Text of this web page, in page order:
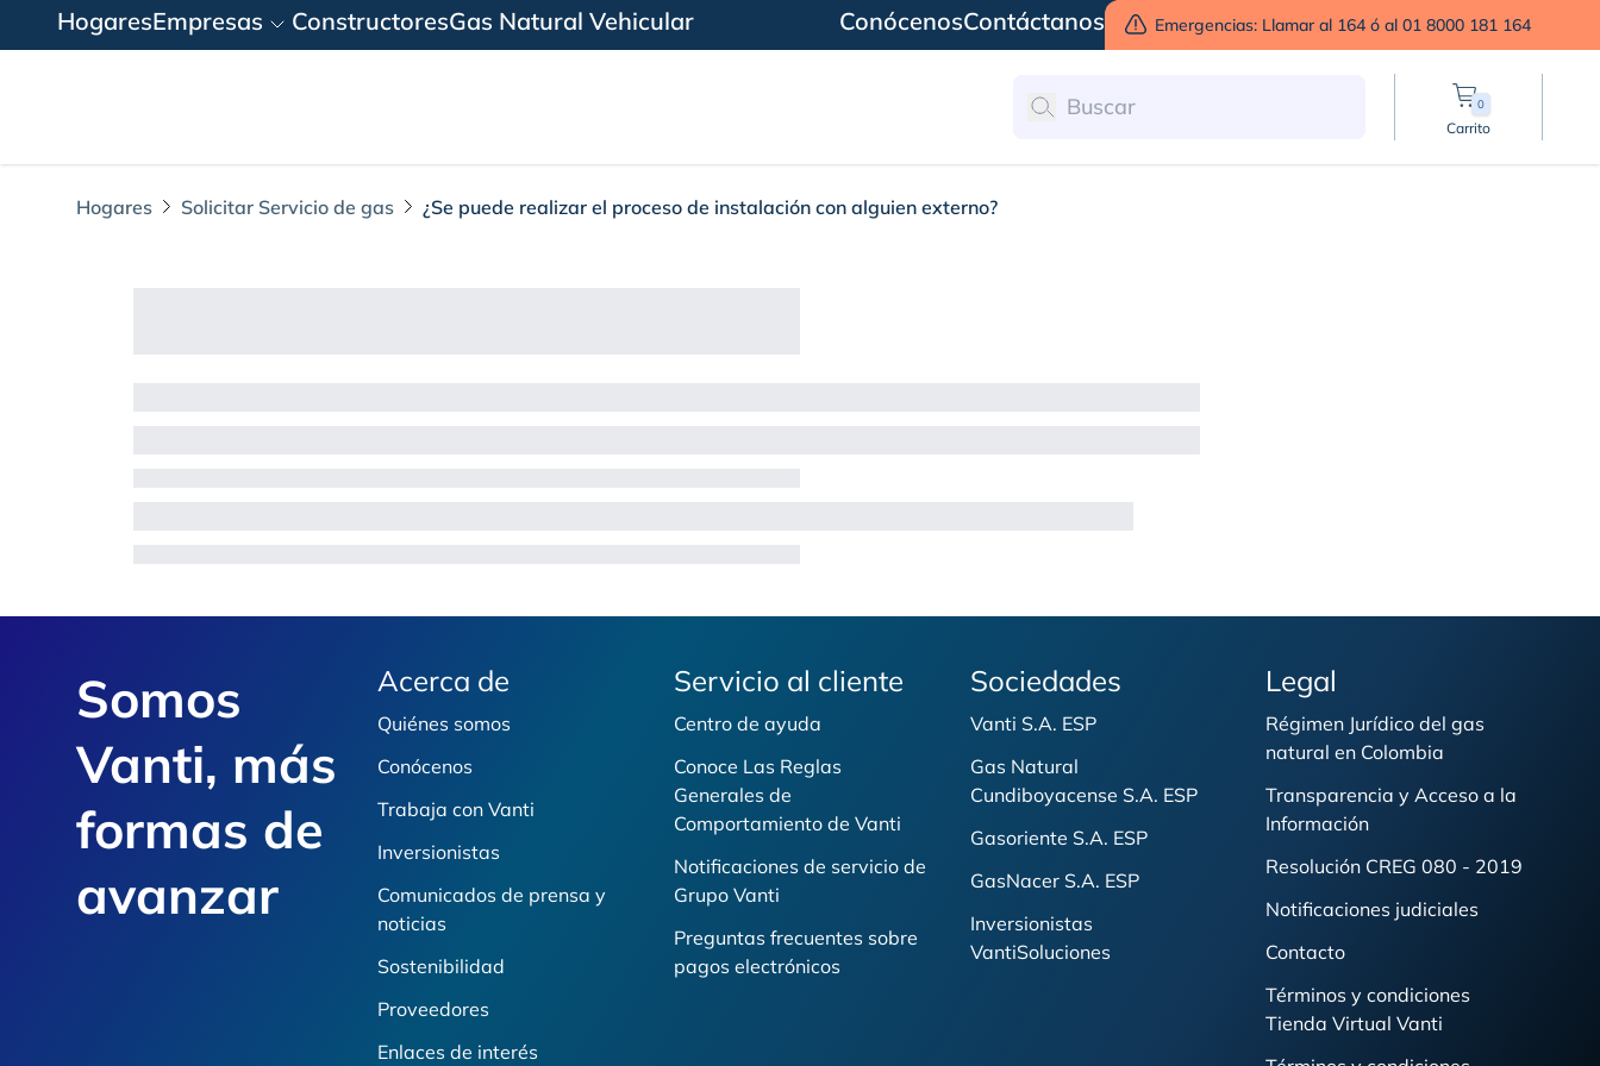
HogaresEmpresas ConstructoresGas Natural Vehicular ConócenosContáctanos Emergencias: Llamar al 164 ó al 01 8000 181 164
0
Carrito
Hogares Solicitar Servicio de gas ¿Se puede realizar el proceso de instalación con alguien externo?
Somos
Vanti, más
formas de
avanzar
Acerca de
Quiénes somos
Conócenos
Trabaja con Vanti
Inversionistas
Comunicados de prensa y
noticias
Sostenibilidad
Proveedores
Enlaces de interés
Servicio al cliente
Centro de ayuda
Conoce Las Reglas
Generales de
Comportamiento de Vanti
Notificaciones de servicio de
Grupo Vanti
Preguntas frecuentes sobre
pagos electrónicos
Sociedades
Vanti S.A. ESP
Gas Natural
Cundiboyacense S.A. ESP
Gasoriente S.A. ESP
GasNacer S.A. ESP
Inversionistas
VantiSoluciones
Legal
Régimen Jurídico del gas
natural en Colombia
Transparencia y Acceso a la
Información
Resolución CREG 080 - 2019
Notificaciones judiciales
Contacto
Términos y condiciones
Tienda Virtual Vanti